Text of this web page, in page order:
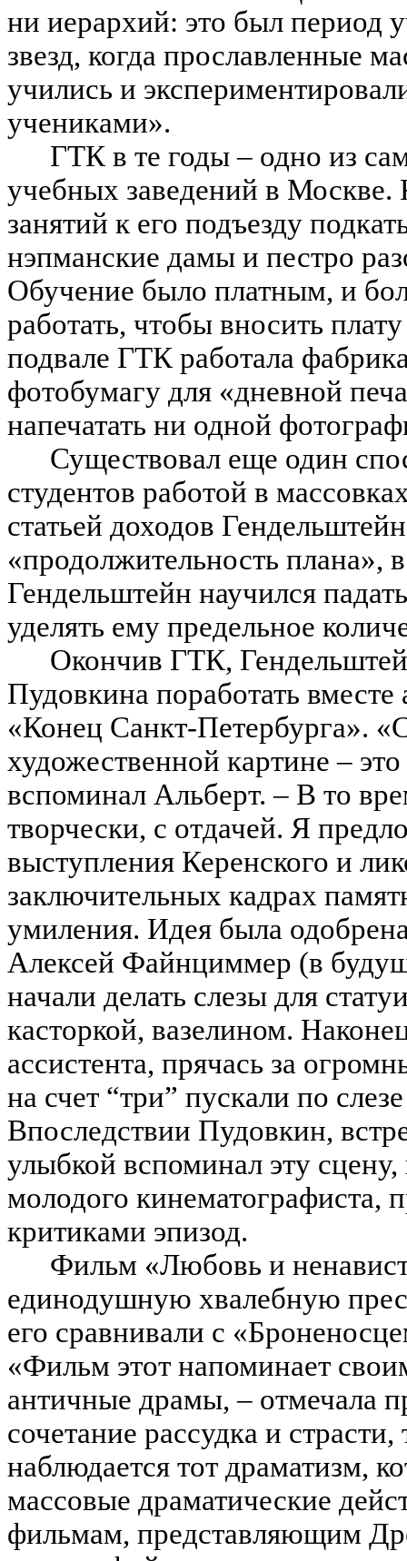
ни иерархий: это был период
звезд, когда прославленные
учились и
учениками».
ГТК в те годы – одно из
учебных заведений в Москве.
занятий к его подъезду
нэпманские дамы и пестро
Обучение было платным, и
работать, чтобы вносить
подвале ГТК работала
фотобумагу для «дневной
напечатать ни одной
Существовал еще один
студентов работой в
статьей доходов
«продолжительность плана»,
Гендельштейн научился
уделять ему предельное
Окончив ГТК,
Пудовкина поработать
«Конец Санкт-Петербурга».
художественной картине –
вспоминал Альберт. – В то
творчески, с отдачей. Я
выступления Керенского и
заключительных кадрах
умиления. Идея была
Алексей Файнциммер (в
начали делать слезы для
касторкой, вазелином.
ассистента, прячась за
на счет “три” пускали по
Впоследствии Пудовкин,
улыбкой вспоминал эту сцену,
молодого кинематографиста,
критиками эпизод.
Фильм «Любовь и
единодушную хвалебную
его сравнивали с
«Фильм этот напоминает
античные драмы, – отмечала
сочетание рассудка и
наблюдается тот драматизм,
массовые драматические
фильмам, представляющим